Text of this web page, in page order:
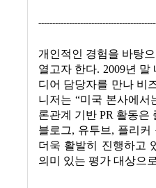
개인적인 경험을 바탕
열고자 한다. 2009년
디어 담당자를 만나 비
니저는 “미국 본사에
론관계 기반 PR 활동은
블로그, 유투브, 플리
더욱 활발히 진행하고
의미 있는 평가 대상으